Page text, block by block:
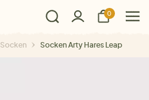
0
Socken Socken Arty Hares Leap